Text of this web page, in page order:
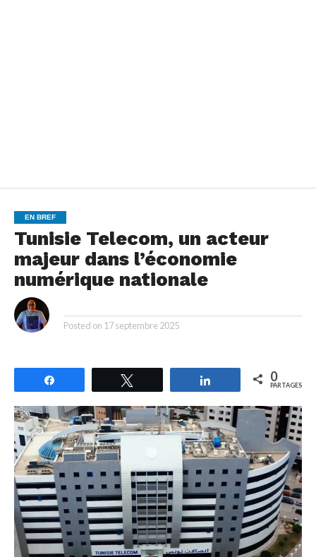
EN BREF
Tunisie Telecom, un acteur
majeur dans l’économie
numérique nationale
Posted on 17 septembre 2025
Partagez 0
PARTAGES